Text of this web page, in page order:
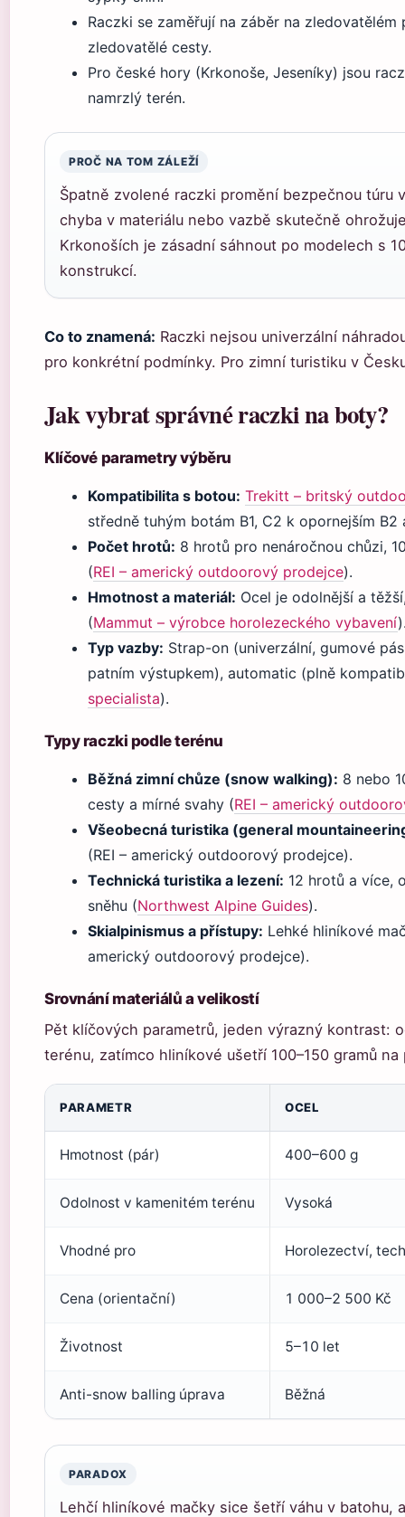
Raczki se zaměřují na záběr na
zledovatělé cesty.
Pro české hory (Krkonoše, Jeseníky) jsou
namrzlý terén.
PROČ NA TOM ZÁLEŽÍ
Špatně zvolené raczki promění bezpečnou túru
chyba v materiálu nebo vazbě skutečně
Krkonoších je zásadní sáhnout po modelech s
konstrukcí.
Co to znamená: Raczki nejsou univerzální
pro konkrétní podmínky. Pro zimní turistiku v
Jak vybrat správné raczki na boty?
Klíčové parametry výběru
Kompatibilita s botou: Trekitt – britský
středně tuhým botám B1, C2 k opornejším
Počet hrotů: 8 hrotů pro nenáročnou chůzi,
(REI – americký outdoorový prodejce).
Hmotnost a materiál: Ocel je odolnější a
(Mammut – výrobce horolezeckého vybavení
Typ vazby: Strap-on (univerzální, gumové
patním výstupkem), automatic (plně
specialista).
Typy raczki podle terénu
Běžná zimní chůze (snow walking): 8 nebo
cesty a mírné svahy (REI – americký
Všeobecná turistika (general
(REI – americký outdoorový prodejce).
Technická turistika a lezení: 12 hrotů a více,
sněhu (Northwest Alpine Guides).
Skialpinismus a přístupy: Lehké hliníkové
americký outdoorový prodejce).
Srovnání materiálů a velikostí
Pět klíčových parametrů, jeden výrazný kontrast:
terénu, zatímco hliníkové ušetří 100–150 gramů
PARAMETR OCEL
Hmotnost (pár) 400–600 g
Odolnost v kamenitém terénu Vysoká
Vhodné pro Horolezectví,
Cena (orientační) 1 000–2 500 Kč
Životnost 5–10 let
Anti-snow balling úprava Běžná
PARADOX
Lehčí hliníkové mačky sice šetří váhu v batohu,